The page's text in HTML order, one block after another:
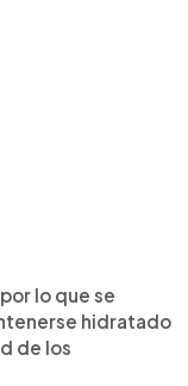
lo que se
hidratado
de los